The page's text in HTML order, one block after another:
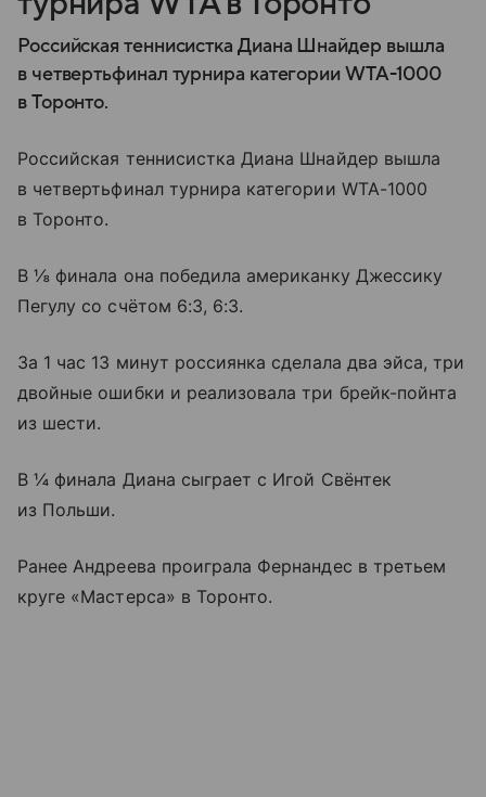
Российская теннисистка Диана Шнайдер вышла
в четвертьфинал турнира категории WTA-1000
в Торонто.
Российская теннисистка Диана Шнайдер вышла
в четвертьфинал турнира категории WTA-1000
в Торонто.
В ⅛ финала она победила американку Джессику
Пегулу со счётом 6:3, 6:3.
За 1 час 13 минут россиянка сделала два эйса, три
двойные ошибки и реализовала три брейк-пойнта
из шести.
В ¼ финала Диана сыграет с Игой Свёнтек
из Польши.
Ранее Андреева проиграла Фернандес в третьем
круге «Мастерса» в Торонто.